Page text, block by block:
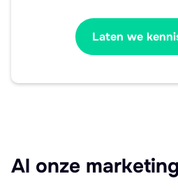
Laten we
Al onze